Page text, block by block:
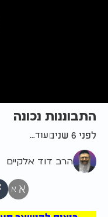
התבוננות נכונה
לפני 6 שנים עוד...
הרב דוד אלקיים
א א